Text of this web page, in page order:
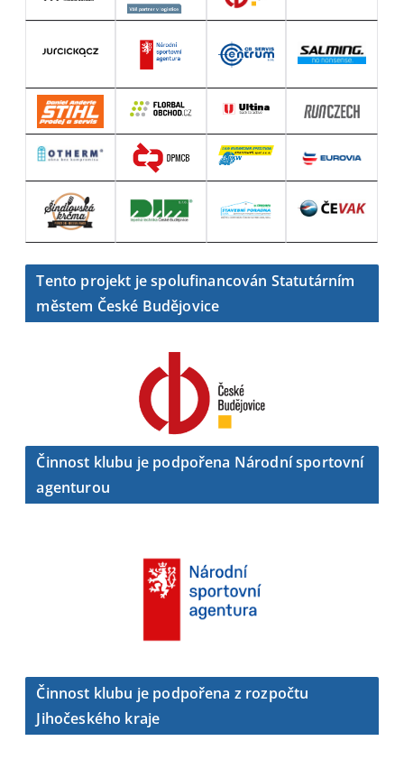
Tento projekt je spolufinancován Statutárním
městem České Budějovice
Činnost klubu je podpořena Národní sportovní
agenturou
Činnost klubu je podpořena z rozpočtu
Jihočeského kraje